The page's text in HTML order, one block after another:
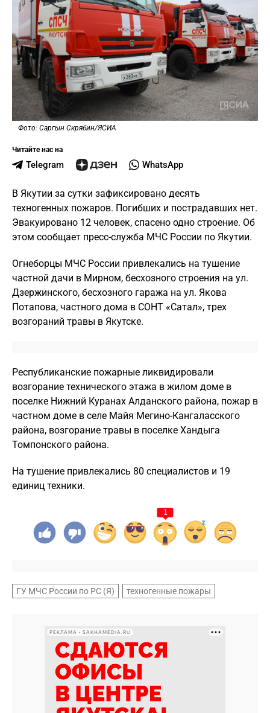
Фото: Саргын Скрябин/ЯСИА
Читайте нас на
Telegram WhatsApp
В Якутии за сутки зафиксировано десять
техногенных пожаров. Погибших и пострадавших нет.
Эвакуировано 12 человек, спасено одно строение. Об
этом сообщает пресс-служба МЧС России по Якутии.
Огнеборцы МЧС России привлекались на тушение
частной дачи в Мирном, бесхозного строения на ул.
Дзержинского, бесхозного гаража на ул. Якова
Потапова, частного дома в СОНТ «Сатал», трех
возгораний травы в Якутске.
Республиканские пожарные ликвидировали
возгорание технического этажа в жилом доме в
поселке Нижний Куранах Алданского района, пожар в
частном доме в селе Майя Мегино-Кангаласского
района, возгорание травы в поселке Хандыга
Томпонского района.
На тушение привлекались 80 специалистов и 19
единиц техники.
1
ГУ МЧС России по РС (Я) техногенные пожары
РЕКЛАМА • SAKHAMEDIA.RU